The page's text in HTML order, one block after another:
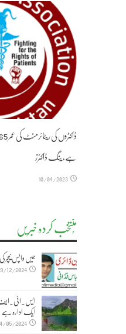
ہے، ینگ ڈاکٹرز
10/04/2023
مُنتخب کردہ خبریں
ہمیں واپس
12/2024
ایس۔ائی۔ایف
ایک ادارہ ہے
05/2024